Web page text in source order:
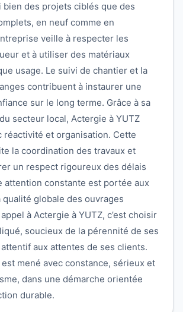
bien des projets ciblés que des
en neuf comme en
veille à respecter les
et à utiliser des matériaux
usage. Le suivi de chantier et la
contribuent à instaurer une
sur le long terme. Grâce à sa
secteur local, Actergie à YUTZ
réactivité et organisation. Cette
la coordination des travaux et
un respect rigoureux des délais
attention constante est portée aux
globale des ouvrages
à Actergie à YUTZ, c’est choisir
soucieux de la pérennité de ses
aux attentes de ses clients.
mené avec constance, sérieux et
dans une démarche orientée
durable.